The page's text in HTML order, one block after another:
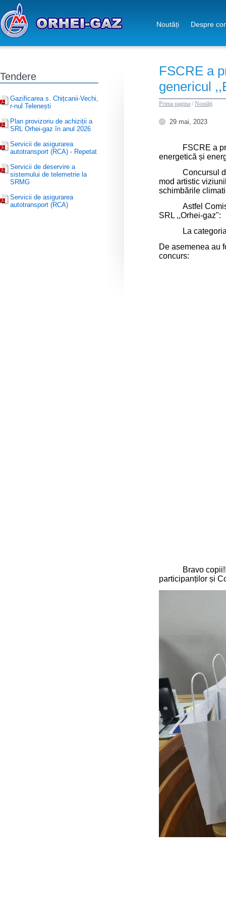
Noutăți Despre
Tendere
Gazificarea s. Chițcanii-Vechi,
r-nul Telenești
Plan provizoriu de achiziții a
SRL Orhei-gaz în anul 2026
Servicii de asigurarea
autotransport (RCA) - Repetat
Servicii de deservire a
sistemului de telemetrie la
SRMG
Servicii de asigurarea
autotransport (RCA)
FSCRE a
genericul
Prima pagina / Noutăți
29 mai, 2023
FSCRE a
energetică și
Concursul
mod artistic
schimbările
Astfel
SRL ,,Orhei-gaz":
La
De asemenea au
concurs:
Bravo
participanților și